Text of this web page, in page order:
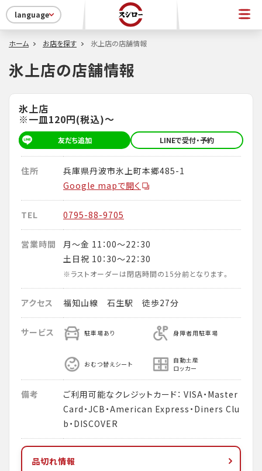
language
ホーム お店を探す 氷上店の店舗情報
氷上店の店舗情報
氷上店
※一皿120円(税込)～
友だち追加 LINEで受付・予約
住所
兵庫県丹波市氷上町本郷485-1
Google mapで開く
TEL 0795-88-9705
営業時間
月～金 11：00～22：30
土日祝 10：30～22：30
※ラストオーダーは閉店時間の15分前となります。
アクセス 福知山線 石生駅 徒歩27分
サービス 駐車場あり 身障者用駐車場
おむつ替えシート
自動土産
ロッカー
備考
ご利用可能なクレジットカード： VISA・Master
Card・JCB・American Express・Diners Clu
b・DISCOVER
品切れ情報